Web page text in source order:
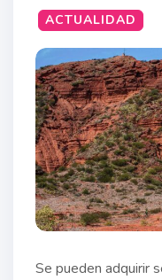
ACTUALIDAD
Se pueden adquirir